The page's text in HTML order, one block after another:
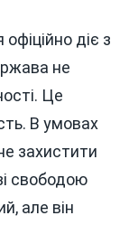
офіційно діє з
не
Це
В умовах
захистити
свободою
але він